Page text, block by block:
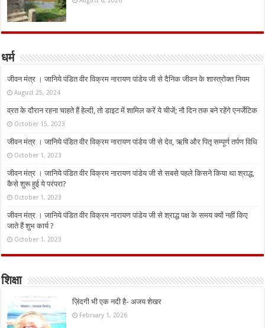
धर्म
जीवन मंत्र । जानिये पंडित वीर विक्रम नारायण पांडेय जी से दैनिक जीवन के शास्त्रोक्त नियम
August 25, 2024
व्रत के दौरान रहना चाहते हैं हेल्दी, तो डाइट में शामिल करें ये चीजें; नौ दिन तक बने रहेंगे एनर्जेटिक
October 15, 2023
जीवन मंत्र । जानिये पंडित वीर विक्रम नारायण पांडेय जी से देव, ऋषि और पितृ सम्पूर्ण तर्पण विधि
October 1, 2023
जीवन मंत्र । जानिये पंडित वीर विक्रम नारायण पांडेय जी से सबसे पहले किसने किया था श्राद्ध,
कैसे शुरू हुई ये परंपरा?
October 1, 2023
जीवन मंत्र । जानिये पंडित वीर विक्रम नारायण पांडेय जी से श्राद्ध पक्ष के समय क्यों नहीं किए
जाते हैं शुभ कार्य ?
October 1, 2023
शिक्षा
ज़िंदगी भी एक नदी है- अजय शेखर
February 1, 2026